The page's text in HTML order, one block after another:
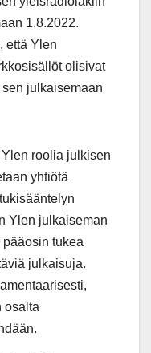
1.8.2022.
että Ylen
olisivat
julkaisemaan
roolia julkisen
yhtiötä
Ylen julkaiseman
tukea
julkaisuja.
osalta